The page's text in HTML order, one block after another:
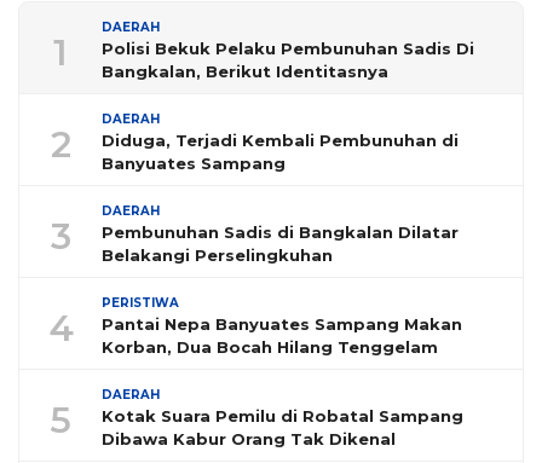
1
DAERAH
Polisi Bekuk Pelaku Pembunuhan Sadis Di
Bangkalan, Berikut Identitasnya
2
DAERAH
Diduga, Terjadi Kembali Pembunuhan di
Banyuates Sampang
3
DAERAH
Pembunuhan Sadis di Bangkalan Dilatar
Belakangi Perselingkuhan
4
PERISTIWA
Pantai Nepa Banyuates Sampang Makan
Korban, Dua Bocah Hilang Tenggelam
5
DAERAH
Kotak Suara Pemilu di Robatal Sampang
Dibawa Kabur Orang Tak Dikenal